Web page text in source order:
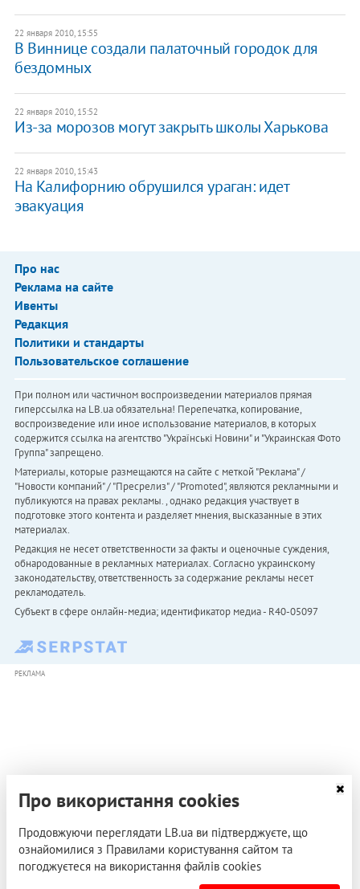
22 января 2010, 15:55
В Виннице создали палаточный городок для
бездомных
22 января 2010, 15:52
Из-за морозов могут закрыть школы Харькова
22 января 2010, 15:43
На Калифорнию обрушился ураган: идет
эвакуация
Про нас
Реклама на сайте
Ивенты
Редакция
Политики и стандарты
Пользовательское соглашение
При полном или частичном воспроизведении материалов прямая
гиперссылка на LB.ua обязательна! Перепечатка, копирование,
воспроизведение или иное использование материалов, в которых
содержится ссылка на агентство "Українськi Новини" и "Украинская Фото
Группа" запрещено.
Материалы, которые размещаются на сайте с меткой "Реклама" /
"Новости компаний" / "Пресрелиз" / "Promoted", являются рекламными и
публикуются на правах рекламы. , однако редакция участвует в
подготовке этого контента и разделяет мнения, высказанные в этих
материалах.
Редакция не несет ответственности за факты и оценочные суждения,
обнародованные в рекламных материалах. Согласно украинскому
законодательству, ответственность за содержание рекламы несет
рекламодатель.
Субъект в сфере онлайн-медиа; идентификатор медиа - R40-05097
РЕКЛАМА
Про використання cookies
Продовжуючи переглядати LB.ua ви підтверджуєте, що
ознайомилися з Правилами користування сайтом та
погоджуєтеся на використання файлів cookies